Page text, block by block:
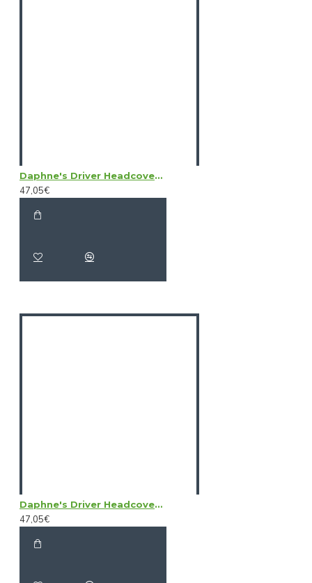
Daphne's Driver Headcovers - Black Bear
47,05€
Daphne's Driver Headcovers - Black Labrador
47,05€